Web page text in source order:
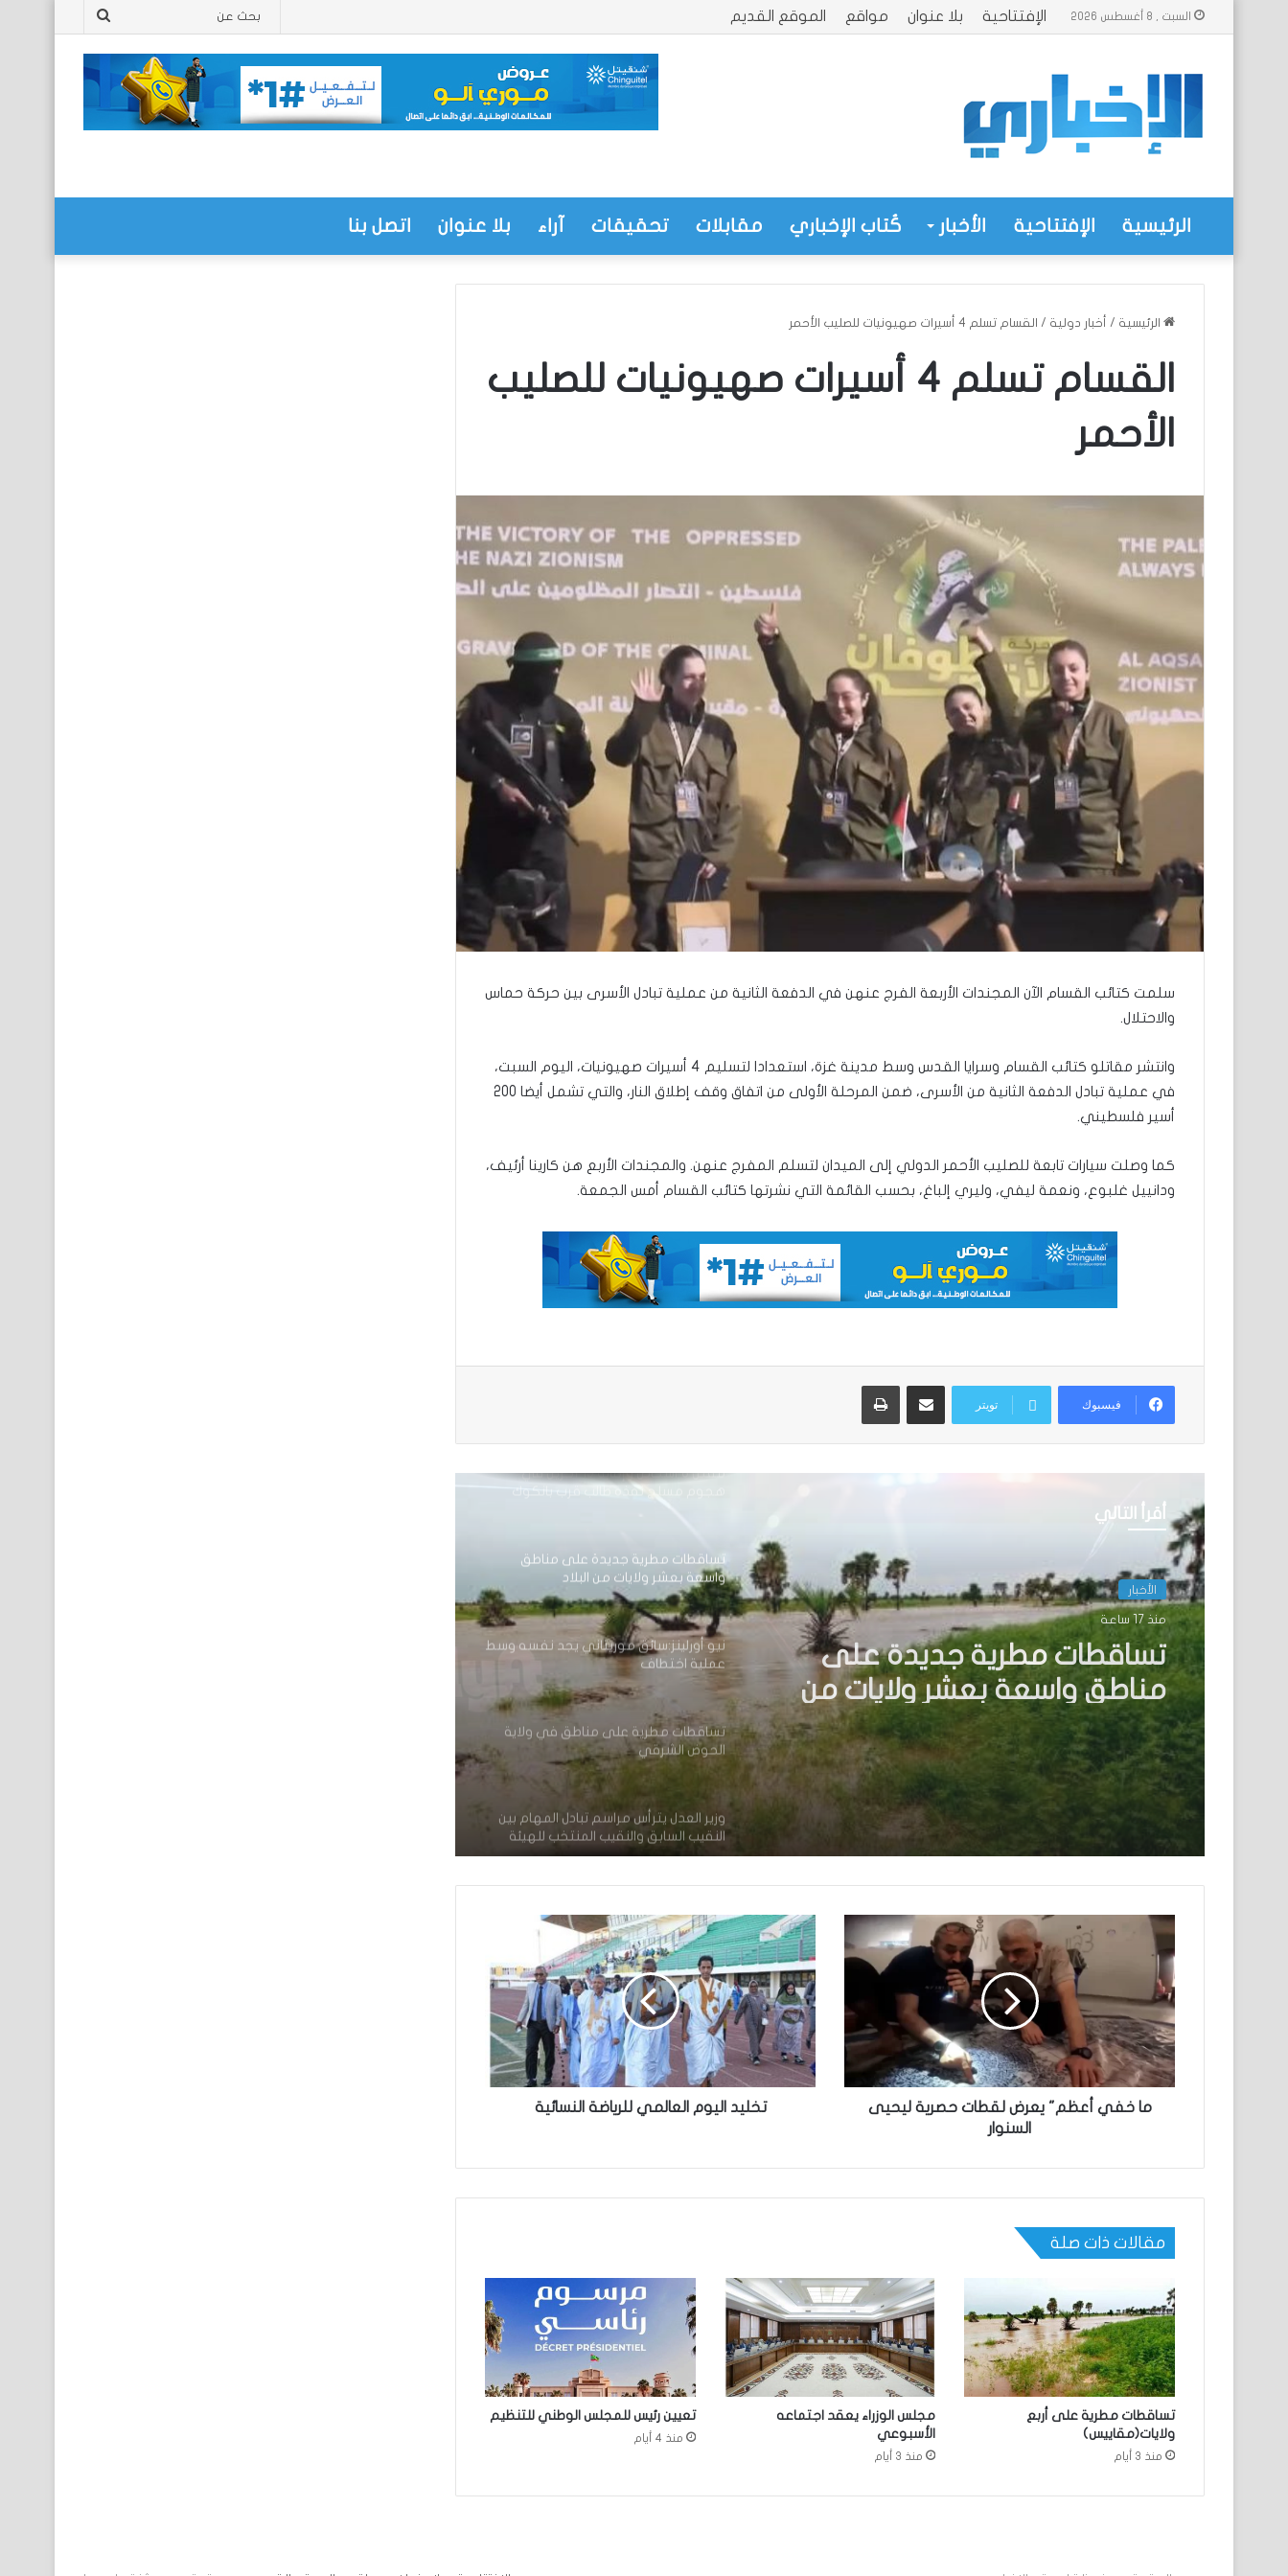
السبت , 8 أغسطس 2026 الإفتتاحية بلا عنوان مواقع الموقع القديم بحث
الرئيسية الإفتتاحية الأخبار كُتاب الإخباري مقابلات تحقيقات آراء بلا عنوان اتصل بنا
الرئيسية / أخبار دولية / القسام تسلم 4 أسيرات صهيونيات للصليب الأحمر
القسام تسلم 4 أسيرات صهيونيات للصليب
الأحمر
سلمت كتائب القسام الآن المجندات الأربعة الفرج عنهن في الدفعة الثانية من عملية تبادل الأسرى بين حركة حماس
والاحتلال.
وانتشر مقاتلو كتائب القسام وسرايا القدس وسط مدينة غزة، استعدادا لتسليم 4 أسيرات صهيونيات، اليوم السبت،
في عملية تبادل الدفعة الثانية من الأسرى، ضمن المرحلة الأولى من اتفاق وقف إطلاق النار، والتي تشمل أيضا 200
أسير فلسطيني.
كما وصلت سيارات تابعة للصليب الأحمر الدولي إلى الميدان لتسلم المفرج عنهن. والمجندات الأربع هن كارينا أرئيف،
ودانييل غلبوع، ونعمة ليفي، وليري إلباغ، بحسب القائمة التي نشرتها كتائب القسام أمس الجمعة.
فيسبوك تويتر
مشاركة عبر البريد طباعة
أقرأ التالي
الأخبار
منذ يوم واحد
نيو أورلينز:سائق موريتاني يجد
نفسه وسط عملية اختطاف
تعيين محمد محمود ولد داهي رئيسا
إشادة بكفاءة المهندس محمد سليمان ولد
بَلَّال بعد تألقه في المنتدى الموريتاني
توقع عواصف رعدية قوية على جنوب
غرب موريتانيا وشمال السنغال
الإخباري ينشر بيان مجلس الوزراء
تساقطات مطرية جديدة على مناطق
واسعة بعشر ولايات من البلاد
نيو أورلينز:سائق موريتاني يجد نفسه وسط
عملية اختطاف
تساقطات مطرية على مناطق في ولاية
الحوض الشرقي
وزير العدل يترأس مراسم تبادل المهام بين
النقيب السابق والنقيب المنتخب للهيئة
الوطنية للمحامين
تعيين محمد محمود ولد داهي رئيسا
للجنة الوطنية لحقوق الإنسان
إشادة بكفاءة المهندس محمد سليمان ولد
بَلَّال بعد تألقه في المنتدى الموريتاني
العُماني
توقع عواصف رعدية قوية على جنوب
غرب موريتانيا وشمال السنغال
الإخباري ينشر بيان مجلس الوزراء
تساقطات مطرية جديدة على مناطق
واسعة بعشر ولايات من البلاد
نيو أورلينز:سائق موريتاني يجد نفسه وسط
عملية اختطاف
الحوض الشرقي
ما خفي أعظم" يعرض لقطات حصرية ليحيى
السنوار
تخليد اليوم العالمي للرياضة النسائية
مقالات ذات صلة
تساقطات مطرية على أربع
ولايات(مقاييس)
منذ 3 أيام
مجلس الوزراء يعقد اجتماعه
الأسبوعي
منذ 3 أيام
تعيين رئيس للمجلس الوطني للتنظيم
منذ 4 أيام